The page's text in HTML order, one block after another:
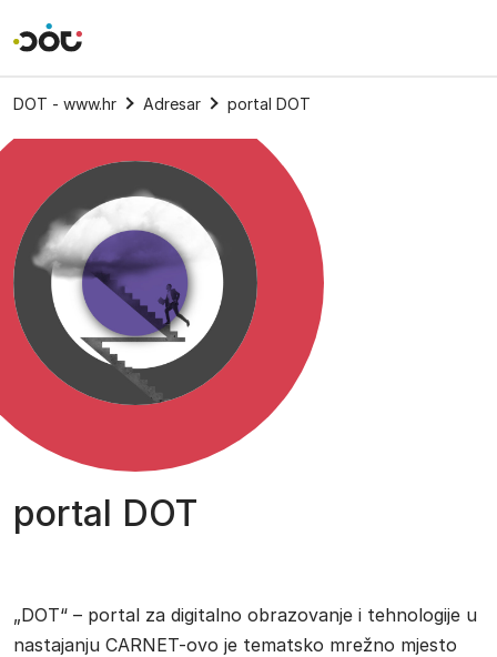
Povratak na naslovnicu
DOT - www.hr Adresar portal DOT
portal DOT
„DOT“ – portal za digitalno obrazovanje i tehnologije u
nastajanju CARNET-ovo je tematsko mrežno mjesto